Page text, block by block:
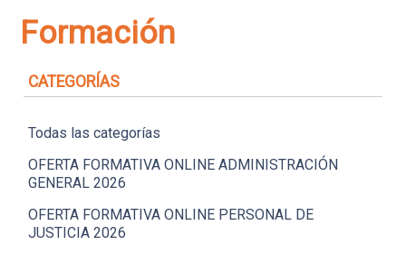
Formación
CATEGORÍAS
Todas las categorías
OFERTA FORMATIVA ONLINE ADMINISTRACIÓN
GENERAL 2026
OFERTA FORMATIVA ONLINE PERSONAL DE
JUSTICIA 2026